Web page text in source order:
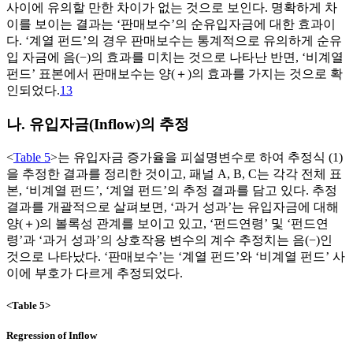
사이에 유의할 만한 차이가 없는 것으로 보인다. 명확하게 차
이를 보이는 결과는 ‘판매보수’의 순유입자금에 대한 효과이
다. ‘계열 펀드’의 경우 판매보수는 통계적으로 유의하게 순유
입 자금에 음(−)의 효과를 미치는 것으로 나타난 반면, ‘비계열
펀드’ 표본에서 판매보수는 양(＋)의 효과를 가지는 것으로 확
인되었다.13
나. 유입자금(Inflow)의 추정
<Table 5>는 유입자금 증가율을 피설명변수로 하여 추정식 (1)
을 추정한 결과를 정리한 것이고, 패널 A, B, C는 각각 전체 표
본, ‘비계열 펀드’, ‘계열 펀드’의 추정 결과를 담고 있다. 추정
결과를 개괄적으로 살펴보면, ‘과거 성과’는 유입자금에 대해
양(＋)의 볼록성 관계를 보이고 있고, ‘펀드연령’ 및 ‘펀드연
령’과 ‘과거 성과’의 상호작용 변수의 계수 추정치는 음(−)인
것으로 나타났다. ‘판매보수’는 ‘계열 펀드’와 ‘비계열 펀드’ 사
이에 부호가 다르게 추정되었다.
<Table 5>
Regression of Inflow